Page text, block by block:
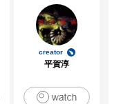
creator
平賀淳